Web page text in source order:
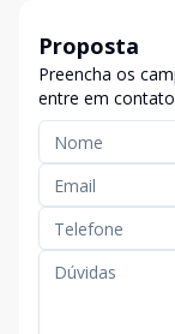
Proposta
Preencha os
entre em contato